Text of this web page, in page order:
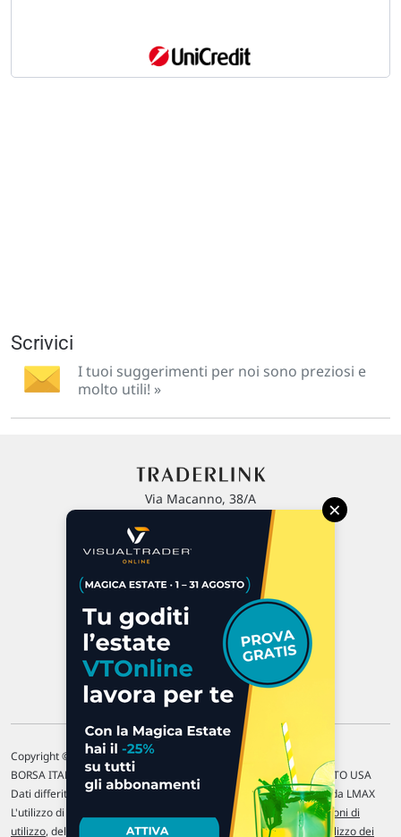
Scrivici
I tuoi suggerimenti per noi sono preziosi e
molto utili! »
Via Macanno, 38/A
P.IVA 02 452 460 401
Chi siamo
Commenti e segnalazioni
Contattaci
Copyright © 1996-2026 Traderlink Italia s.r.l.
BORSA ITALIANA Quotazioni di borsa differite di 15 min. / MERCATO USA
Dati differiti di 15 min. (fonte Intrinio) / FOREX Quotazioni fornite da LMAX
L'utilizzo di questo sito implica l'accettazione delle nostre Condizioni di
utilizzo, del Disclaimer MAR, delle Politiche sulla privacye dell' Utilizzo dei
×